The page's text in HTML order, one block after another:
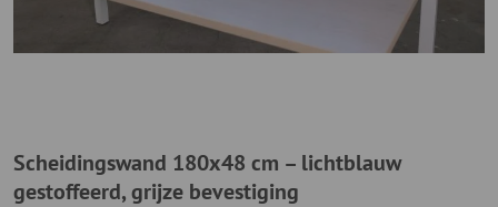
Scheidingswand 180x48 cm – lichtblauw
gestoffeerd, grijze bevestiging